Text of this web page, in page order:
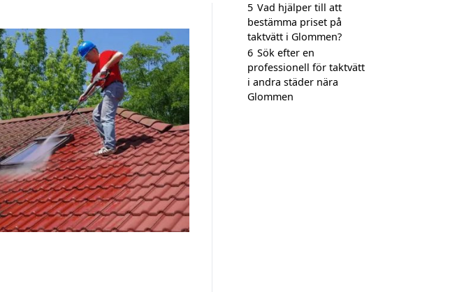
5 Vad hjälper till att
bestämma priset på
taktvätt i Glommen?
6 Sök efter en
professionell för taktvätt
i andra städer nära
Glommen